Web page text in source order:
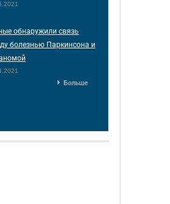
обнаружили связь
болезнью Паркинсона и
Больше